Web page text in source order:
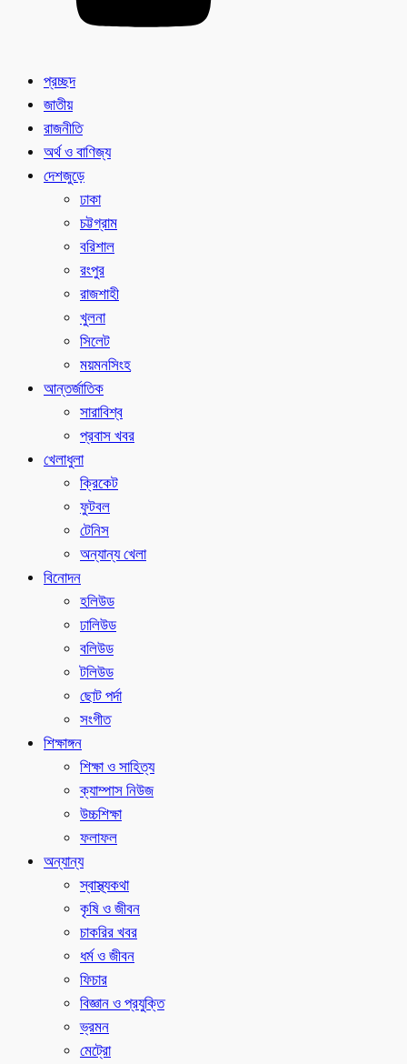
প্রচ্ছদ
জাতীয়
রাজনীতি
অর্থ ও বাণিজ্য
দেশজুড়ে
ঢাকা
চট্টগ্রাম
বরিশাল
রংপুর
রাজশাহী
খুলনা
সিলেট
ময়মনসিংহ
আন্তর্জাতিক
সারাবিশ্ব
প্রবাস খবর
খেলাধুলা
ক্রিকেট
ফুটবল
টেনিস
অন্যান্য খেলা
বিনোদন
হলিউড
ঢালিউড
বলিউড
টলিউড
ছোট পর্দা
সংগীত
শিক্ষাঙ্গন
শিক্ষা ও সাহিত্য
ক্যাম্পাস নিউজ
উচ্চশিক্ষা
ফলাফল
অন্যান্য
স্বাস্থ্যকথা
কৃষি ও জীবন
চাকরির খবর
ধর্ম ও জীবন
ফিচার
বিজ্ঞান ও প্রযুক্তি
ভ্রমন
মেট্রো